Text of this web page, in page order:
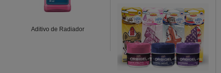
Aditivo de Radiador